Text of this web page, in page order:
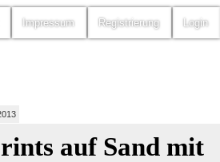
Impressum Registrierung Login
auf Sand mit